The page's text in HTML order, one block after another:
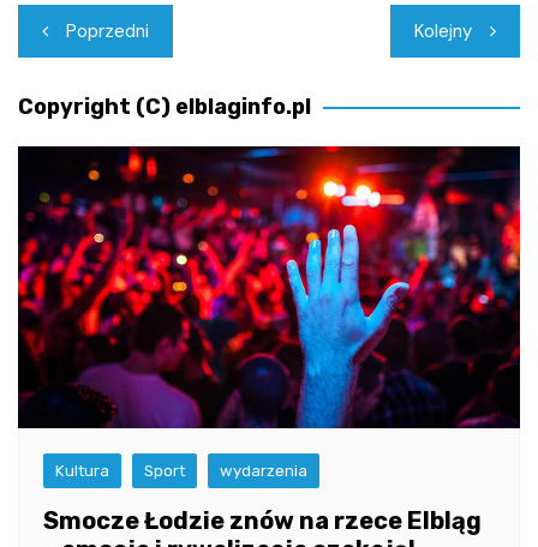
Nawigacja
wpisu
Poprzedni Kolejny
Copyright (C) elblaginfo.pl
Kultura Sport wydarzenia
Smocze Łodzie znów na rzece Elbląg